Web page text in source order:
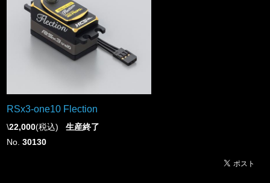
RSx3-one10 Flection
\22,000(税込) 生産終了
No. 30130